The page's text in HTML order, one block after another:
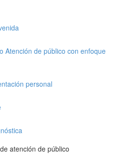
Atención de público con enfoque
personal
atención de público